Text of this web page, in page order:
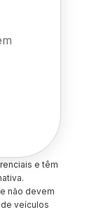
e têm
não devem
veículos